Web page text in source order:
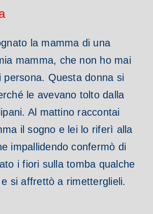
la mamma di una
mamma, che non ho mai
persona. Questa donna si
le avevano tolto dalla
Al mattino raccontai
il sogno e lei lo riferì alla
impallidendo confermò di
i fiori sulla tomba qualche
si affrettò a rimetterglieli.